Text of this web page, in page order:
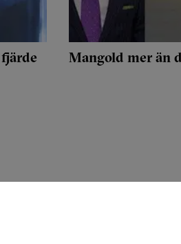
Mangold mer än